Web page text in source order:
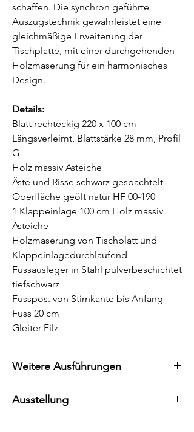
schaffen. Die synchron geführte
Auszugstechnik gewährleistet eine
gleichmäßige Erweiterung der
Tischplatte, mit einer durchgehenden
Holzmaserung für ein harmonisches
Design.
Details:
Blatt rechteckig 220 x 100 cm
Längsverleimt, Blattstärke 28 mm, Profil
G
Holz massiv Asteiche
Äste und Risse schwarz gespachtelt
Oberfläche geölt natur HF 00-190
1 Klappeinlage 100 cm Holz massiv
Asteiche
Holzmaserung von Tischblatt und
Klappeinlagedurchlaufend
Fussausleger in Stahl pulverbeschichtet
tiefschwarz
Fusspos. von Stirnkante bis Anfang
Fuss 20 cm
Gleiter Filz
Weitere Ausführungen
Tisch.
Ausstellung